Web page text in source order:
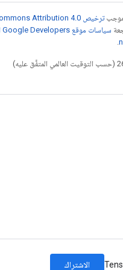
ترخيص Creative Commons Attribution 4.0‏
سياسات موقع Google Developers الإلكتروني
الاشتراك